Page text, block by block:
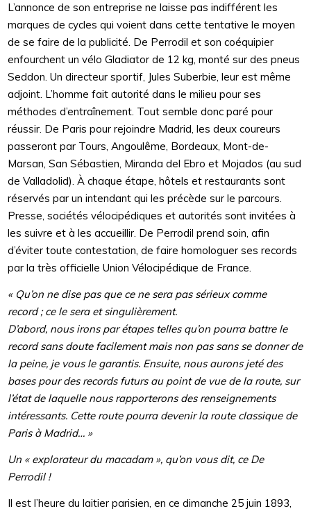
L’annonce de son entreprise ne laisse pas indifférent les
marques de cycles qui voient dans cette tentative le moyen
de se faire de la publicité. De Perrodil et son coéquipier
enfourchent un vélo Gladiator de 12 kg, monté sur des pneus
Seddon. Un directeur sportif, Jules Suberbie, leur est même
adjoint. L’homme fait autorité dans le milieu pour ses
méthodes d’entraînement. Tout semble donc paré pour
réussir. De Paris pour rejoindre Madrid, les deux coureurs
passeront par Tours, Angoulême, Bordeaux, Mont-de-
Marsan, San Sébastien, Miranda del Ebro et Mojados (au sud
de Valladolid). À chaque étape, hôtels et restaurants sont
réservés par un intendant qui les précède sur le parcours.
Presse, sociétés vélocipédiques et autorités sont invitées à
les suivre et à les accueillir. De Perrodil prend soin, afin
d’éviter toute contestation, de faire homologuer ses records
par la très officielle Union Vélocipédique de France.
« Qu’on ne dise pas que ce ne sera pas sérieux comme
record ; ce le sera et singulièrement.
D’abord, nous irons par étapes telles qu’on pourra battre le
record sans doute facilement mais non pas sans se donner de
la peine, je vous le garantis. Ensuite, nous aurons jeté des
bases pour des records futurs au point de vue de la route, sur
l’état de laquelle nous rapporterons des renseignements
intéressants. Cette route pourra devenir la route classique de
Paris à Madrid… »
Un « explorateur du macadam », qu’on vous dit, ce De
Perrodil !
Il est l’heure du laitier parisien, en ce dimanche 25 juin 1893,